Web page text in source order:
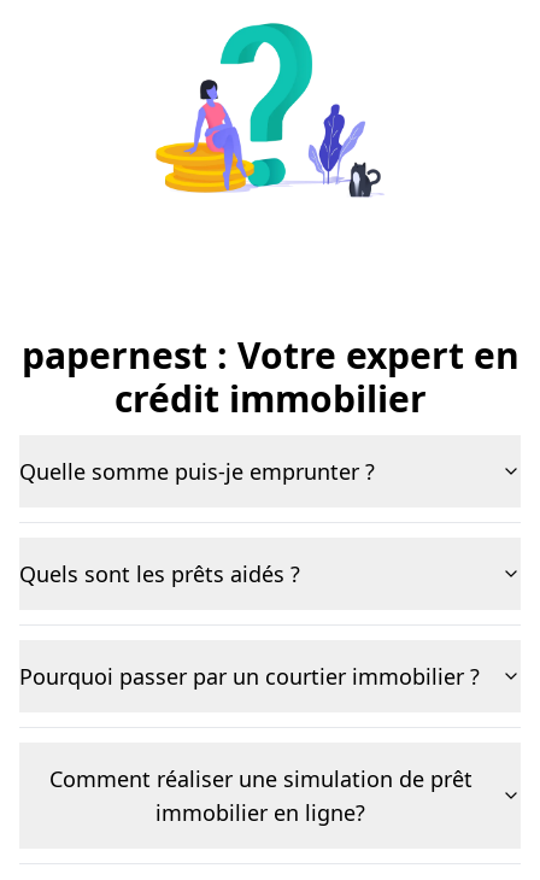
papernest : Votre expert en
crédit immobilier
Quelle somme puis-je emprunter ?
Quels sont les prêts aidés ?
Pourquoi passer par un courtier immobilier ?
Comment réaliser une simulation de prêt
immobilier en ligne?